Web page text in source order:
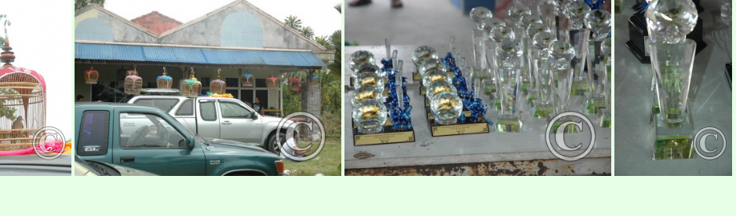
pertandingan-merbuk-shahalam1 pertandingan-merbuk-shahalam2 pertandingan-merbuk-shahalam4 pertandingan-merbuk-shahalam5